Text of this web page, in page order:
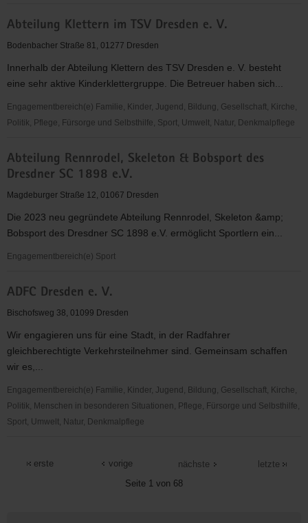
-
Alphabetisierung,
Chancen
in
Dresden
e.V.
Abteilung Klettern im TSV Dresden e. V.
Bodenbacher Straße 81, 01277 Dresden
Innerhalb der Abteilung Klettern des TSV Dresden e. V. besteht
eine sehr aktive Kinderklettergruppe. Die Betreuer haben sich...
Engagementbereich(e) Familie, Kinder, Jugend, Bildung, Gesellschaft, Kirche,
Politik, Pflege, Fürsorge und Selbsthilfe, Sport, Umwelt, Natur, Denkmalpflege
Klettern
im
TSV
e.
V.
Abteilung Rennrodel, Skeleton & Bobsport des
Dresdner SC 1898 e.V.
Magdeburger Straße 12, 01067 Dresden
Die 2023 neu gegründete Abteilung Rennrodel, Skeleton &amp;
Bobsport des Dresdner SC 1898 e.V. ermöglicht Sportlern ein...
Engagementbereich(e) Sport
Rennrodel,
Skeleton
Bobsport
des
Dresdner
SC
1898
e.V.
ADFC Dresden e. V.
Bischofsweg 38, 01099 Dresden
Wir engagieren uns für eine Stadt, in der Radfahrer
gleichberechtigte Verkehrsteilnehmer sind. Gemeinsam schaffen
wir es,...
Engagementbereich(e) Familie, Kinder, Jugend, Bildung, Gesellschaft, Kirche,
Politik, Menschen in besonderen Situationen, Pflege, Fürsorge und Selbsthilfe,
Sport, Umwelt, Natur, Denkmalpflege
erste
vorige
Seite 1 von 68
nächste letzte